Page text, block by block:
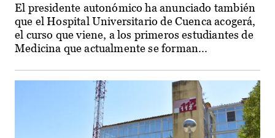
El presidente autonómico ha anunciado también
que el Hospital Universitario de Cuenca acogerá,
el curso que viene, a los primeros estudiantes de
Medicina que actualmente se forman...